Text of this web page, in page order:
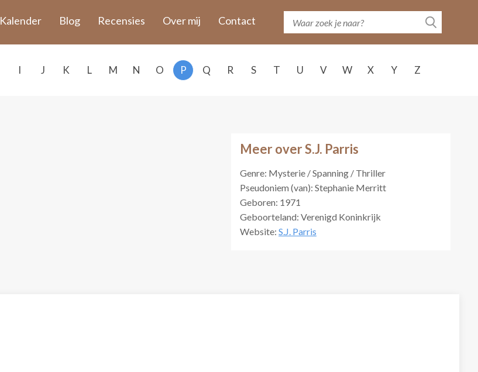
Kalender Blog Recensies Over mij Contact
I J K L M N O P Q R S T U V W X Y Z
Meer over S.J. Parris
Genre: Mysterie / Spanning / Thriller
Pseudoniem (van): Stephanie Merritt
Geboren: 1971
Geboorteland: Verenigd Koninkrijk
Website: S.J. Parris